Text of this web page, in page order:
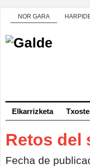
NOR GARA
Elkarrizketa
Retos del
Fecha de